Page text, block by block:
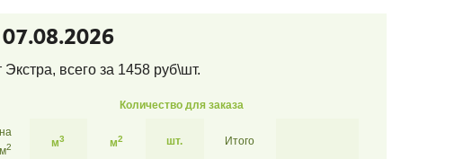
Экстра, всего за 1458руб\шт.
Количество для заказа
2 м3 м2 шт. Итого